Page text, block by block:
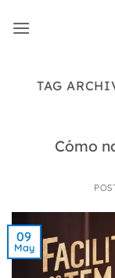
TAG
Cómo
09
May